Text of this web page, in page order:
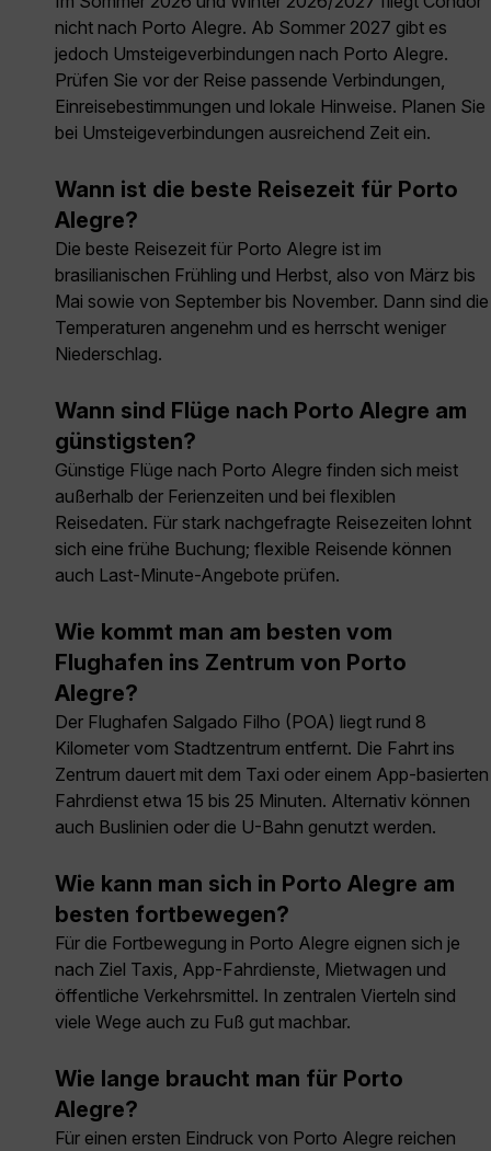
nicht nach Porto Alegre. Ab Sommer 2027 gibt es
jedoch Umsteigeverbindungen nach Porto Alegre.
Prüfen Sie vor der Reise passende Verbindungen,
Einreisebestimmungen und lokale Hinweise. Planen Sie
bei Umsteigeverbindungen ausreichend Zeit ein.
Wann ist die beste Reisezeit für Porto
Alegre?
Die beste Reisezeit für Porto Alegre ist im
brasilianischen Frühling und Herbst, also von März bis
Mai sowie von September bis November. Dann sind die
Temperaturen angenehm und es herrscht weniger
Niederschlag.
Wann sind Flüge nach Porto Alegre am
günstigsten?
Günstige Flüge nach Porto Alegre finden sich meist
außerhalb der Ferienzeiten und bei flexiblen
Reisedaten. Für stark nachgefragte Reisezeiten lohnt
sich eine frühe Buchung; flexible Reisende können
auch Last-Minute-Angebote prüfen.
Wie kommt man am besten vom
Flughafen ins Zentrum von Porto
Alegre?
Der Flughafen Salgado Filho (POA) liegt rund 8
Kilometer vom Stadtzentrum entfernt. Die Fahrt ins
Zentrum dauert mit dem Taxi oder einem App-basierten
Fahrdienst etwa 15 bis 25 Minuten. Alternativ können
auch Buslinien oder die U-Bahn genutzt werden.
Wie kann man sich in Porto Alegre am
besten fortbewegen?
Für die Fortbewegung in Porto Alegre eignen sich je
nach Ziel Taxis, App-Fahrdienste, Mietwagen und
öffentliche Verkehrsmittel. In zentralen Vierteln sind
viele Wege auch zu Fuß gut machbar.
Wie lange braucht man für Porto
Alegre?
Für einen ersten Eindruck von Porto Alegre reichen